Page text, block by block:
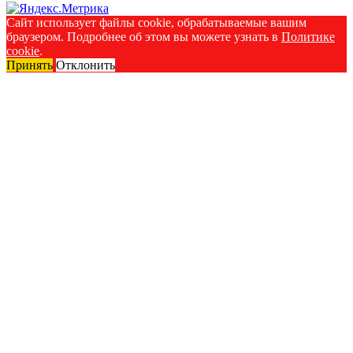
Сайт использует файлы cookie, обрабатываемые вашим
браузером. Подробнее об этом вы можете узнать в Политике
cookie.
Принять Отклонить